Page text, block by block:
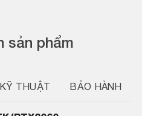
sản phẩm
THUẬT BẢO HÀNH